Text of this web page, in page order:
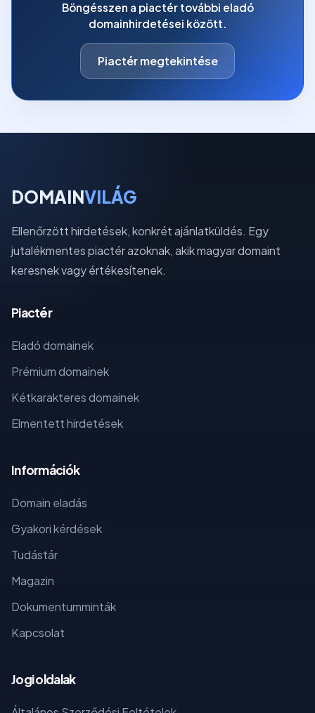
Böngésszen a piactér további eladó
domainhirdetései között.
Piactér megtekintése
DOMAINVILÁG
Ellenőrzött hirdetések, konkrét ajánlatküldés. Egy
jutalékmentes piactér azoknak, akik magyar domaint
keresnek vagy értékesítenek.
Piactér
Eladó domainek
Prémium domainek
Kétkarakteres domainek
Elmentett hirdetések
Információk
Domain eladás
Gyakori kérdések
Tudástár
Magazin
Dokumentumminták
Kapcsolat
Jogi oldalak